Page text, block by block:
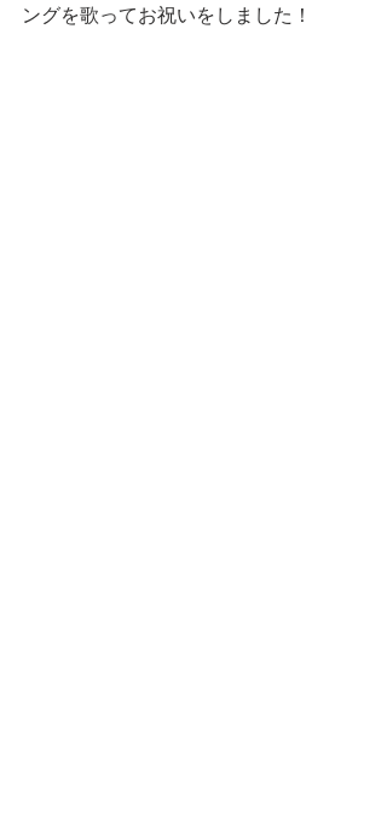
ングを歌ってお祝いをしました！